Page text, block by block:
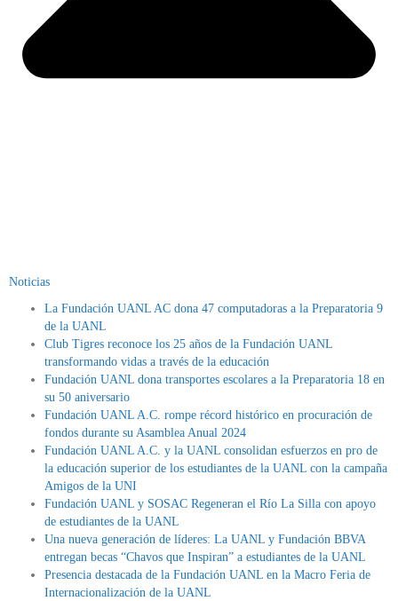
Noticias
La Fundación UANL AC dona 47 computadoras a la Preparatoria 9
de la UANL
Club Tigres reconoce los 25 años de la Fundación UANL
transformando vidas a través de la educación
Fundación UANL dona transportes escolares a la Preparatoria 18 en
su 50 aniversario
Fundación UANL A.C. rompe récord histórico en procuración de
fondos durante su Asamblea Anual 2024
Fundación UANL A.C. y la UANL consolidan esfuerzos en pro de
la educación superior de los estudiantes de la UANL con la campaña
Amigos de la UNI
Fundación UANL y SOSAC Regeneran el Río La Silla con apoyo
de estudiantes de la UANL
Una nueva generación de líderes: La UANL y Fundación BBVA
entregan becas “Chavos que Inspiran” a estudiantes de la UANL
Presencia destacada de la Fundación UANL en la Macro Feria de
Internacionalización de la UANL